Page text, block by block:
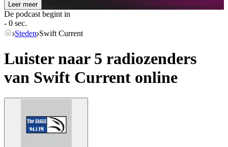
Leer meer
De podcast begint in
- 0 sec.
Steden Swift Current
Luister naar 5 radiozenders
van Swift Current online